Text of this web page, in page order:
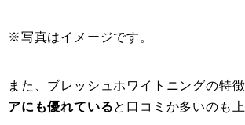
※写真はイメージです。
また、ブレッシュホワイトニングの特徴
アにも優れていると口コミか多いのも